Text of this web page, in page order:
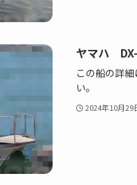
ヤマハ
この船の詳
い。
2024年10月29